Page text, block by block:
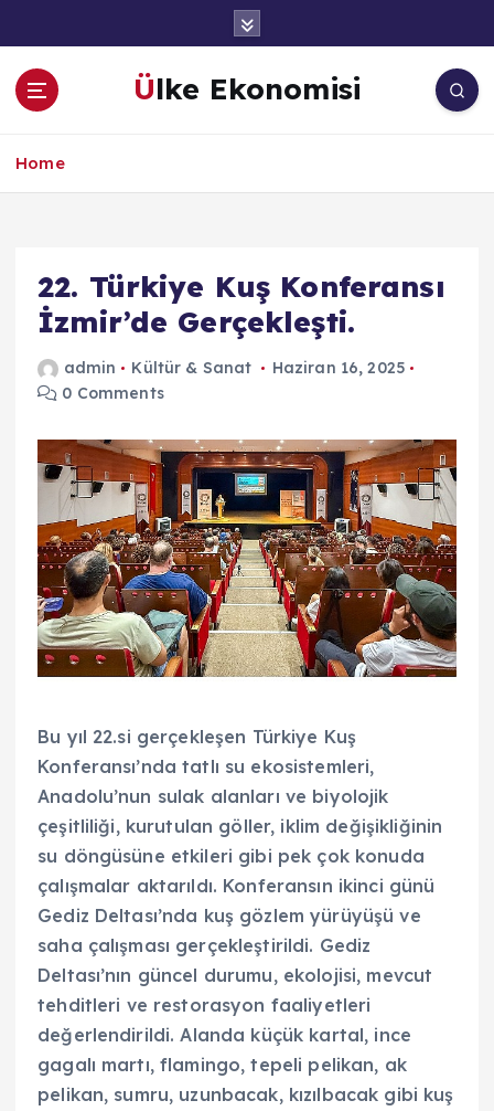
a
Ülke Ekonomisi
Home
22. Türkiye Kuş Konferansı
İzmir’de Gerçekleşti.
admin Kültür & Sanat
Haziran 16, 2025
0 Comments
Bu yıl 22.si gerçekleşen Türkiye Kuş
Konferansı’nda tatlı su ekosistemleri,
Anadolu’nun sulak alanları ve biyolojik
çeşitliliği, kurutulan göller, iklim değişikliğinin
su döngüsüne etkileri gibi pek çok konuda
çalışmalar aktarıldı. Konferansın ikinci günü
Gediz Deltası’nda kuş gözlem yürüyüşü ve
saha çalışması gerçekleştirildi. Gediz
Deltası’nın güncel durumu, ekolojisi, mevcut
tehditleri ve restorasyon faaliyetleri
değerlendirildi. Alanda küçük kartal, ince
gagalı martı, flamingo, tepeli pelikan, ak
pelikan, sumru, uzunbacak, kızılbacak gibi kuş